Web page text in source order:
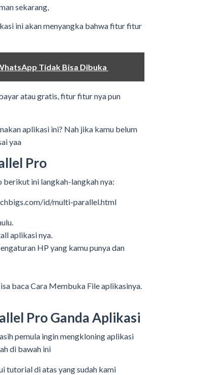
sekarang,
ini akan menyangka bahwa fitur fitur
Tidak Bisa Dibuka
atau gratis, fitur fitur nya pun
aplikasi ini? Nah jika kamu belum
yaa
Pro
ini langkah-langkah nya:
id/multi-parallel.html
aplikasi nya.
HP yang kamu punya dan
baca Cara Membuka File aplikasinya.
Pro Ganda Aplikasi
pemula ingin mengkloning aplikasi
di bawah ini
tutorial di atas yang sudah kami